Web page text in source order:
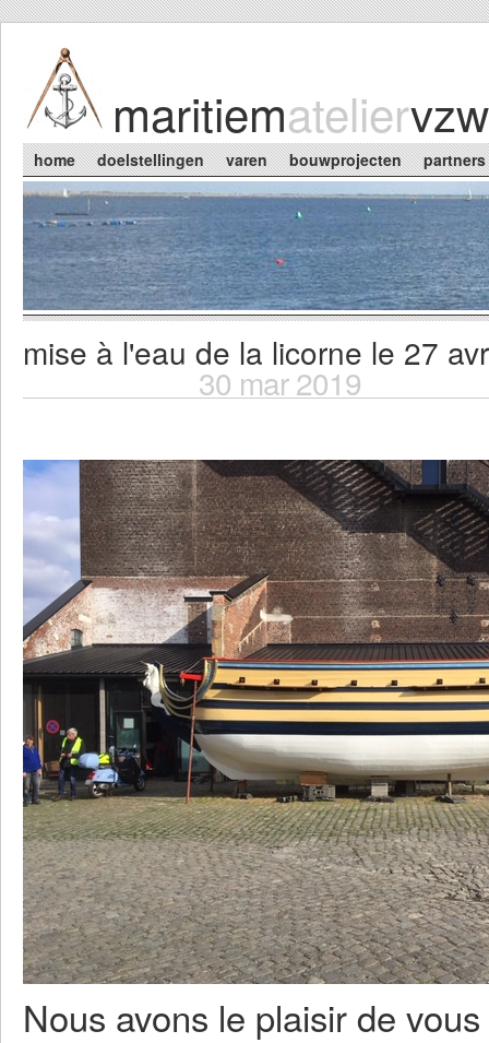
maritiemateliervzw
Main menu
home doelstellingen varen bouwprojecten partners
You are here
mise à l'eau de la licorne le 27
30 mar 2019
Nous avons le plaisir de